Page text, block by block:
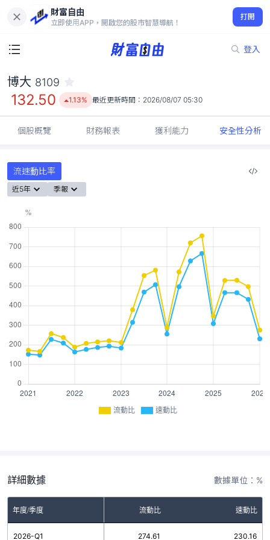
財富自由
立即使用APP，開啟您的股市智慧導航！
打開
登入
132.50
1.13%
博大 8109
132.50 1.13% 最近更新時間： 2026/08/07 05:30
個股概覽 財務報表 獲利能力 安全性分析
流速動比率
近5年 季報
流動比 速動比
詳細數據 數據單位：%
年度/季度 流動比 速動比
2026-Q1 274.61 230.16